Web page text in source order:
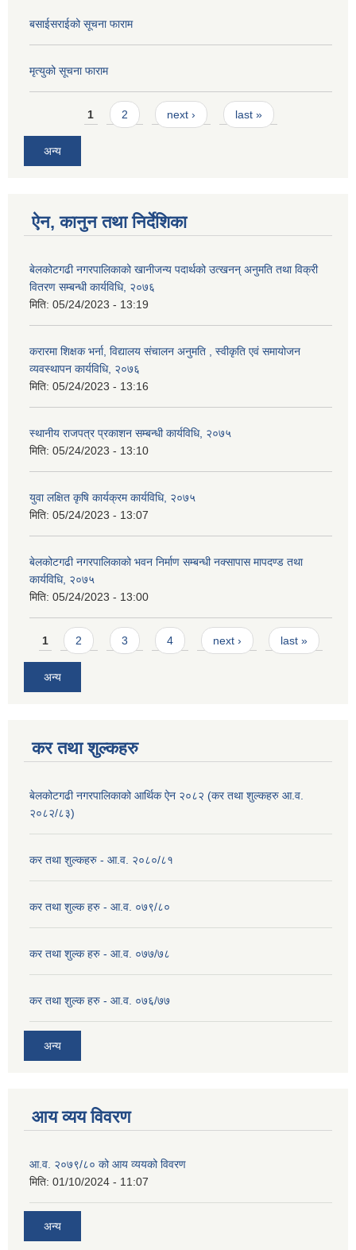
बसाईसराईको सूचना फाराम
मृत्युको सूचना फाराम
Pages1 2 next › last »
अन्य
ऐन, कानुन तथा निर्देशिका
बेलकोटगढी नगरपालिकाको खानीजन्य पदार्थको उत्खनन् अनुमति तथा विक्री
वितरण सम्बन्धी कार्यविधि, २०७६
मिति: 05/24/2023 - 13:19
करारमा शिक्षक भर्ना, विद्यालय संचालन अनुमति , स्वीकृति एवं समायोजन
व्यवस्थापन कार्यविधि, २०७६
मिति: 05/24/2023 - 13:16
स्थानीय राजपत्र प्रकाशन सम्बन्धी कार्यविधि, २०७५
मिति: 05/24/2023 - 13:10
युवा लक्षित कृषि कार्यक्रम कार्यविधि, २०७५
मिति: 05/24/2023 - 13:07
बेलकोटगढी नगरपालिकाको भवन निर्माण सम्बन्धी नक्सापास मापदण्ड तथा
कार्यविधि, २०७५
मिति: 05/24/2023 - 13:00
Pages
1 2 3 4 next › last »
अन्य
कर तथा शुल्कहरु
बेलकोटगढी नगरपालिकाको आर्थिक ऐन २०८२ (कर तथा शुल्कहरु आ.व.
२०८२/८३)
कर तथा शुल्कहरु - आ.व. २०८०/८१
कर तथा शुल्क हरु - आ.व. ०७९/८०
कर तथा शुल्क हरु - आ.व. ०७७/७८
कर तथा शुल्क हरु - आ.व. ०७६/७७
अन्य
आय व्यय विवरण
आ.व. २०७९/८० को आय व्ययको विवरण
मिति: 01/10/2024 - 11:07
अन्य